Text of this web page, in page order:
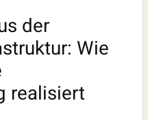
der
Wie
realisiert